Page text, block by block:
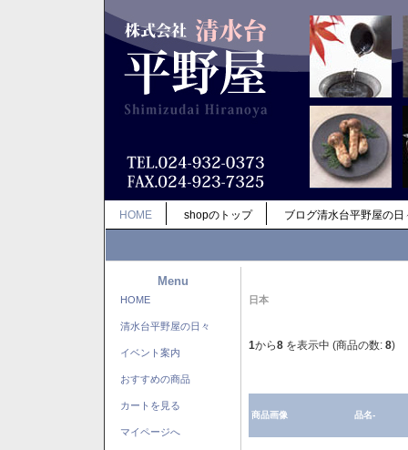
HOME shopのトップ ブログ清水台平野屋の日
Menu
HOME
清水台平野屋の日々
イベント案内
おすすめの商品
カートを見る
マイページへ
日本
1から8 を表示中 (商品の数: 8)
商品画像 品名-